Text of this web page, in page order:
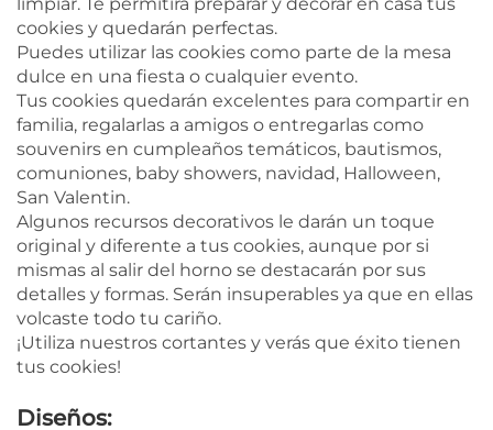
cookies y quedarán perfectas.
Puedes utilizar las cookies como parte de la mesa
dulce en una fiesta o cualquier evento.
Tus cookies quedarán excelentes para compartir en
familia, regalarlas a amigos o entregarlas como
souvenirs en cumpleaños temáticos, bautismos,
comuniones, baby showers, navidad, Halloween,
San Valentin.
Algunos recursos decorativos le darán un toque
original y diferente a tus cookies, aunque por si
mismas al salir del horno se destacarán por sus
detalles y formas. Serán insuperables ya que en ellas
volcaste todo tu cariño.
¡Utiliza nuestros cortantes y verás que éxito tienen
tus cookies!
Diseños: